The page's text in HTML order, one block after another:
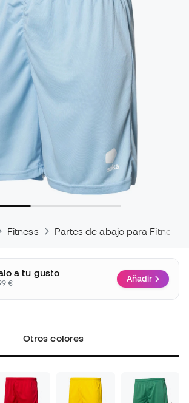
Fitness Partes de abajo para Fitness
a tu gusto
€ Añadir
Otros colores